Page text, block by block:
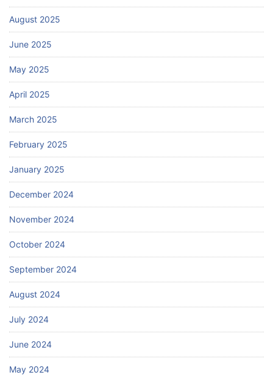
August 2025
June 2025
May 2025
April 2025
March 2025
February 2025
January 2025
December 2024
November 2024
October 2024
September 2024
August 2024
July 2024
June 2024
May 2024